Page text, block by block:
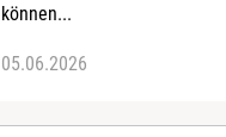
können...
05.06.2026